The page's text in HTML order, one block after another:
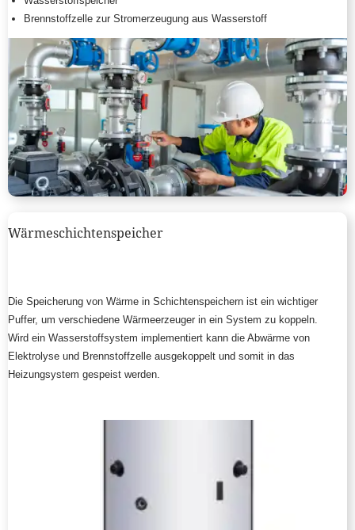
Brennstoffzelle zur Stromerzeugung aus Wasserstoff
Wärmeschichtenspeicher
Die Speicherung von Wärme in Schichtenspeichern ist ein wichtiger
Puffer, um verschiedene Wärmeerzeuger in ein System zu koppeln.
Wird ein Wasserstoffsystem implementiert kann die Abwärme von
Elektrolyse und Brennstoffzelle ausgekoppelt und somit in das
Heizungsystem gespeist werden.